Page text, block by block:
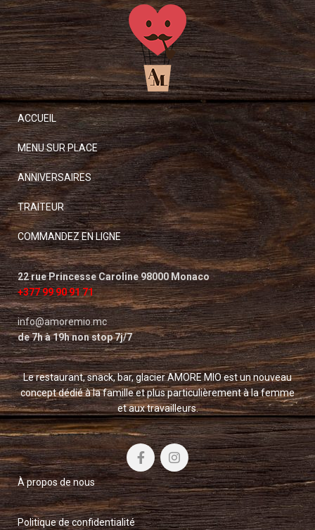
ACCUEIL
MENU SUR PLACE
ANNIVERSAIRES
TRAITEUR
COMMANDEZ EN LIGNE
22 rue Princesse Caroline 98000 Monaco
+377 99 90 91 71
info@amoremio.mc
de 7h à 19h non stop 7j/7
Le restaurant, snack, bar, glacier AMORE MIO est un nouveau
concept dédié à la famille et plus particulièrement à la femme
et aux travailleurs.
À propos de nous
Politique de confidentialité